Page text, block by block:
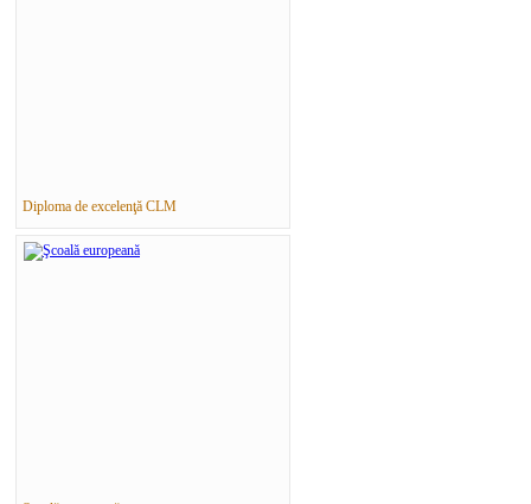
Diploma de excelenţă CLM